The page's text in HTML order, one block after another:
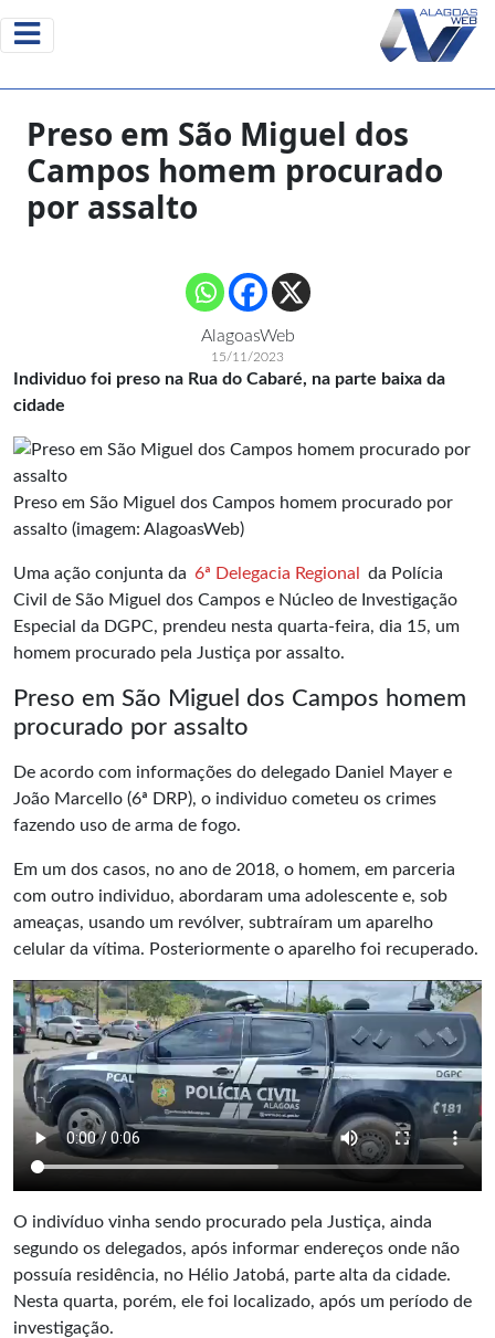
Preso em São Miguel dos
Campos homem procurado
por assalto
AlagoasWeb
15/11/2023
Individuo foi preso na Rua do Cabaré, na parte baixa da
cidade
Preso em São Miguel dos Campos homem procurado por
assalto (imagem: AlagoasWeb)
Uma ação conjunta da 6ª Delegacia Regional
da Polícia
Civil de São Miguel dos Campos e Núcleo de Investigação
Especial da DGPC, prendeu nesta quarta-feira, dia 15, um
homem procurado pela Justiça por assalto.
Preso em São Miguel dos Campos homem
procurado por assalto
De acordo com informações do delegado Daniel Mayer e
João Marcello (6ª DRP), o individuo cometeu os crimes
fazendo uso de arma de fogo.
Em um dos casos, no ano de 2018, o homem, em parceria
com outro individuo, abordaram uma adolescente e, sob
ameaças, usando um revólver, subtraíram um aparelho
celular da vítima. Posteriormente o aparelho foi recuperado.
O indivíduo vinha sendo procurado pela Justiça, ainda
segundo os delegados, após informar endereços onde não
possuía residência, no Hélio Jatobá, parte alta da cidade.
Nesta quarta, porém, ele foi localizado, após um período de
investigação.